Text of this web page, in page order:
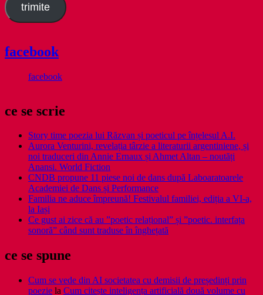
trimite
facebook
facebook
ce se scrie
Story time poezia lui Răzvan și poeticul pe înțelesul A.I.
Aurora Venturini, revelația târzie a literaturii argentiniene, și
noi traduceri din Annie Ernaux și Ahmet Altan – noutăți
Anansi. World Fiction
CNDB propune 11 piese noi de dans după Laboaratoarele
Academiei de Dans și Performance
Familia ne aduce împreună! Festivalul familiei, ediția a VI-a,
la Iași
Ce gust ai zice că au ”poetic relațional” și ”poetic. interfața
sonoră” când sunt traduse în înghețată
ce se spune
Cum se vede din AI societatea cu demisii de președinți prin
poezie la Cum citește inteligența artificială două volume cu